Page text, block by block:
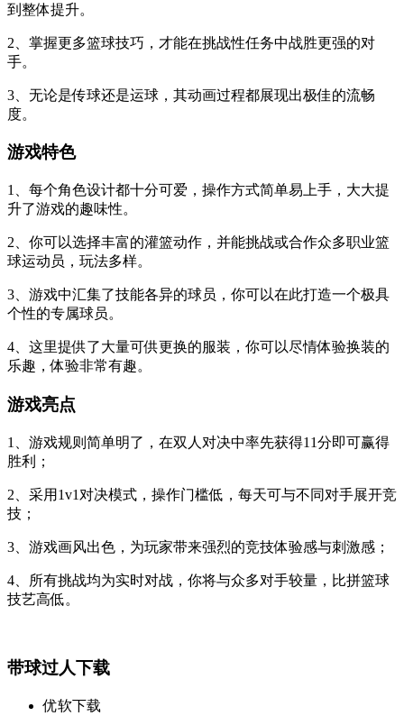
到整体提升。
2、掌握更多篮球技巧，才能在挑战性任务中战胜更强的对
手。
3、无论是传球还是运球，其动画过程都展现出极佳的流畅
度。
游戏特色
1、每个角色设计都十分可爱，操作方式简单易上手，大大提
升了游戏的趣味性。
2、你可以选择丰富的灌篮动作，并能挑战或合作众多职业篮
球运动员，玩法多样。
3、游戏中汇集了技能各异的球员，你可以在此打造一个极具
个性的专属球员。
4、这里提供了大量可供更换的服装，你可以尽情体验换装的
乐趣，体验非常有趣。
游戏亮点
1、游戏规则简单明了，在双人对决中率先获得11分即可赢得
胜利；
2、采用1v1对决模式，操作门槛低，每天可与不同对手展开竞
技；
3、游戏画风出色，为玩家带来强烈的竞技体验感与刺激感；
4、所有挑战均为实时对战，你将与众多对手较量，比拼篮球
技艺高低。
带球过人下载
优软下载